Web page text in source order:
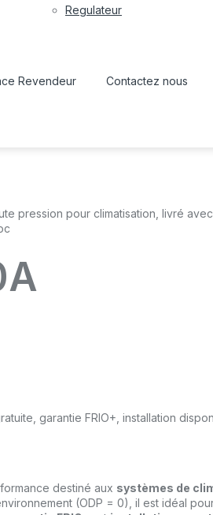
Regulateur
Revendeur Contactez nous
garantie FRIO+, installation
destiné aux systèmes de
(ODP = 0), il est idéal